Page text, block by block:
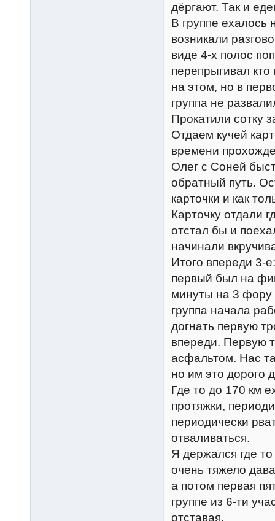
дёргают. Так и
В группе ехалось
возникали
виде 4-х полос
перепрыгивал кто
на этом, но в
группа не
Прокатили сотку
Отдаем кучей
времени
Олег с Соней
обратный путь.
карточки и как
Карточку отдали
отстал бы и
начинали
Итого впереди 3-
первый был на
минуты на 3
группа начала
догнать первую
впереди. Первую
асфальтом. Нас
но им это дорого
Где то до 170 км
протяжки,
периодически
отваливаться.
Я держался где
очень тяжело
а потом первая
группе из 6-ти
отставая.